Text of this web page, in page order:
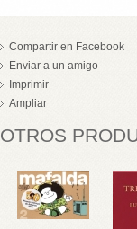
Compartir en Facebook
Enviar a un amigo
Imprimir
Ampliar
OTROS